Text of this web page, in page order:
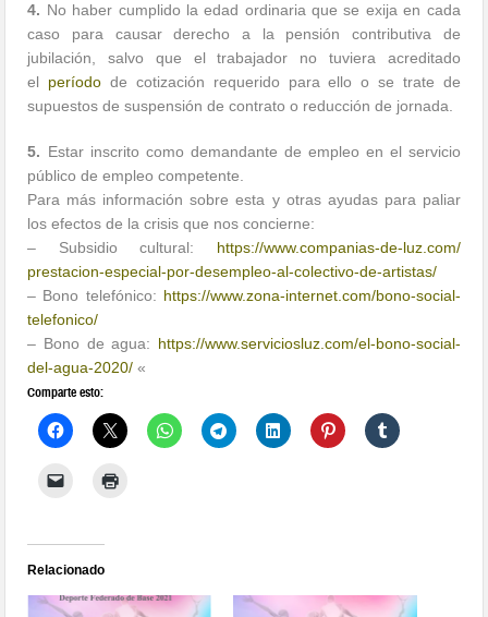
4. No haber cumplido la edad ordinaria que se exija en cada
caso para causar derecho a la pensión contributiva de
jubilación, salvo que el trabajador no tuviera acreditado
el período de cotización requerido para ello o se trate de
supuestos de suspensión de contrato o reducción de jornada.
5. Estar inscrito como demandante de empleo en el servicio
público de empleo competente.
Para más información sobre esta y otras ayudas para paliar
los efectos de la crisis que nos concierne:
– Subsidio cultural: https://www.companias-de-luz.com/
prestacion-especial-por-desempleo-al-colectivo-de-artistas/
– Bono telefónico: https://www.zona-internet.com/bono-social-
telefonico/
– Bono de agua: https://www.serviciosluz.com/el-bono-social-
del-agua-2020/ «
Comparte esto:
Relacionado